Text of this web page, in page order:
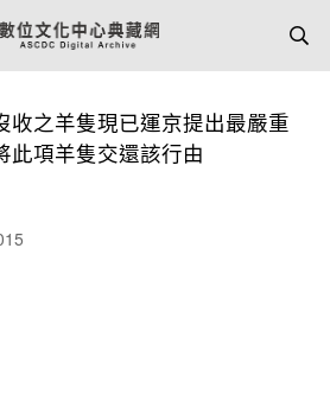
收之羊隻現已運京提出最嚴重
此項羊隻交還該行由